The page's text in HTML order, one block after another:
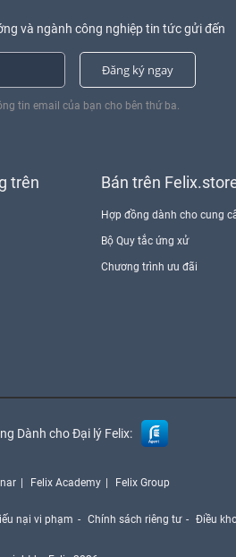
và ngành công nghiệp tin tức gửi đến
Đăng ký ngay
tin email của bạn cho bên thứ ba.
trên
Bán trên
Hợp đồng dành cho cung
Bộ Quy tắc ứng xử
Chương trình ưu đãi
Dành cho Đại lý Felix:
Felix Academy Felix Group
nại vi phạm Chính sách riêng tư Điều